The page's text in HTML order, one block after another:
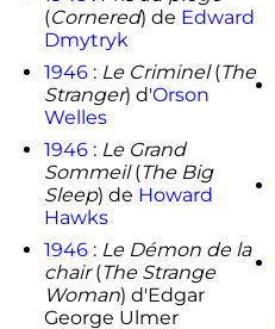
(Cornered) de Edward
Dmytryk
1946: Le Criminel(The
Stranger) d'Orson
Welles
1946: Le Grand
Sommeil(The Big
Sleep) de Howard
Hawks
1946: Le Démon de la
chair(The Strange
Woman) d'Edgar
George Ulmer